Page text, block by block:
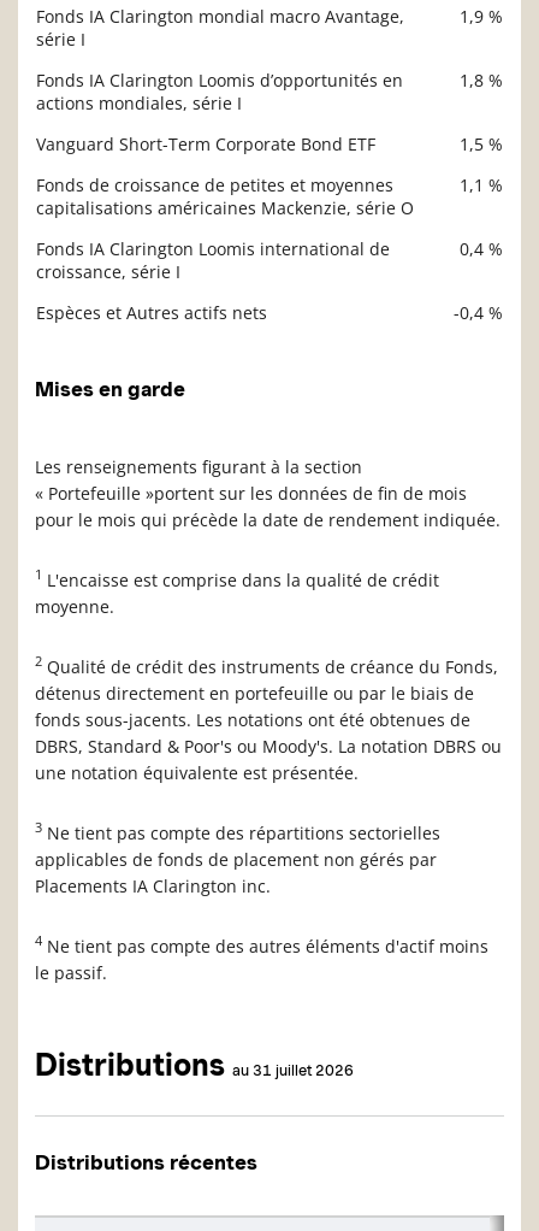
Fonds IA Clarington mondial macro Avantage,
série I
1,9 %
Fonds IA Clarington Loomis d’opportunités en
actions mondiales, série I
1,8 %
Vanguard Short-Term Corporate Bond ETF
1,5 %
Fonds de croissance de petites et moyennes
capitalisations américaines Mackenzie, série O
1,1 %
Fonds IA Clarington Loomis international de
croissance, série I
0,4 %
Espèces et Autres actifs nets -0,4 %
Mises en garde
Les renseignements figurant à la section
« Portefeuille »portent sur les données de fin de mois
pour le mois qui précède la date de rendement indiquée.
1 L'encaisse est comprise dans la qualité de crédit
moyenne.
2 Qualité de crédit des instruments de créance du Fonds,
détenus directement en portefeuille ou par le biais de
fonds sous-jacents. Les notations ont été obtenues de
DBRS, Standard & Poor's ou Moody's. La notation DBRS ou
une notation équivalente est présentée.
3 Ne tient pas compte des répartitions sectorielles
applicables de fonds de placement non gérés par
Placements IA Clarington inc.
4 Ne tient pas compte des autres éléments d'actif moins
le passif.
Distributions au 31 juillet 2026
Distributions récentes